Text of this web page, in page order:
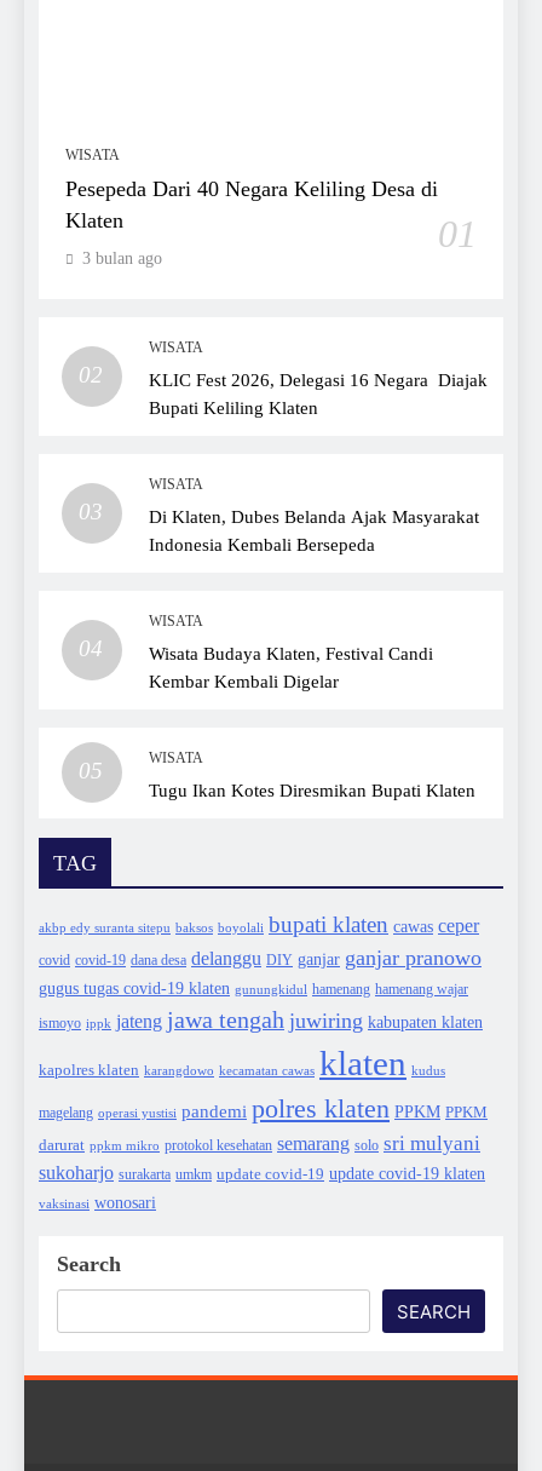
WISATA
Pesepeda Dari 40 Negara Keliling Desa di
Klaten
01
3 bulan ago
02
WISATA
KLIC Fest 2026, Delegasi 16 Negara Diajak
Bupati Keliling Klaten
03
WISATA
Di Klaten, Dubes Belanda Ajak Masyarakat
Indonesia Kembali Bersepeda
04
WISATA
Wisata Budaya Klaten, Festival Candi
Kembar Kembali Digelar
05
WISATA
Tugu Ikan Kotes Diresmikan Bupati Klaten
TAG
akbp edy suranta sitepu baksos boyolali bupati klaten cawas ceper
covid covid-19 dana desa delanggu DIY ganjar ganjar pranowo
gugus tugas covid-19 klaten gunungkidul hamenang hamenang wajar
ismoyo ippk jateng jawa tengah juwiring kabupaten klaten
kapolres klaten karangdowo kecamatan cawas klaten kudus
magelang operasi yustisi pandemi polres klaten PPKM PPKM
darurat ppkm mikro protokol kesehatan semarang solo sri mulyani
sukoharjo surakarta umkm update covid-19 update covid-19 klaten
vaksinasi wonosari
Search
SEARCH